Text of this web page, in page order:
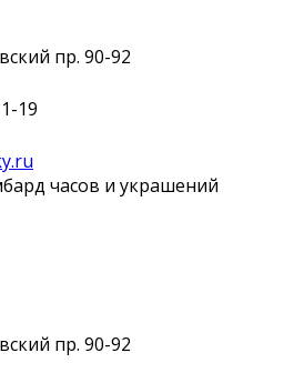
пр. 90-92
19
часов и украшений
пр. 90-92